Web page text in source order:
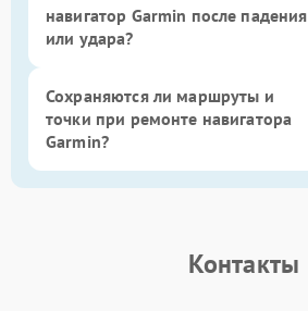
навигатор Garmin после падения
или удара?
Сохраняются ли маршруты и
точки при ремонте навигатора
Garmin?
Контакты